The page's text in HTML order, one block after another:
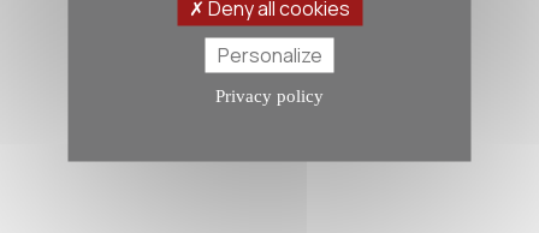
Deny all cookies
Personalize
Privacy policy